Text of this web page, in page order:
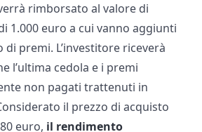
rimborsato al valore di
1.000 euro a cui vanno aggiunti
di premi. L’investitore riceverà
l’ultima cedola e i premi
non pagati trattenuti in
il prezzo di acquisto
euro, il rendimento